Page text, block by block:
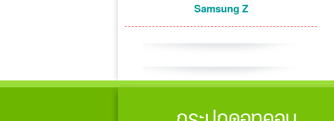
Samsung Z